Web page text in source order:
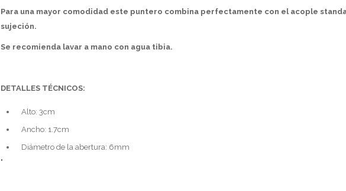
Para una mayor comodidad este puntero combina perfectamente con el acople
sujeción.
Se recomienda lavar a mano con agua tibia.
DETALLES TÉCNICOS:
Alto: 3cm
Ancho: 1.7cm
Diámetro de la abertura: 6mm
"